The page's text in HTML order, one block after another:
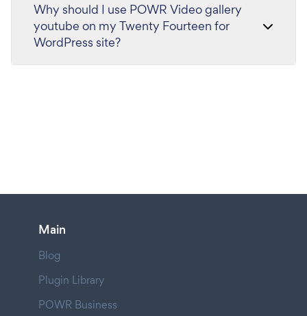
Why should I use POWR Video gallery
youtube on my Twenty Fourteen for
WordPress site?
Main
Blog
Plugin Library
POWR Business